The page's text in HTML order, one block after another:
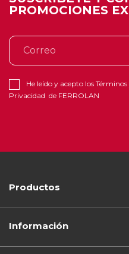
PROMOCIONES
He leído y acepto los Términos
Privacidad de FERROLAN
Productos
Información